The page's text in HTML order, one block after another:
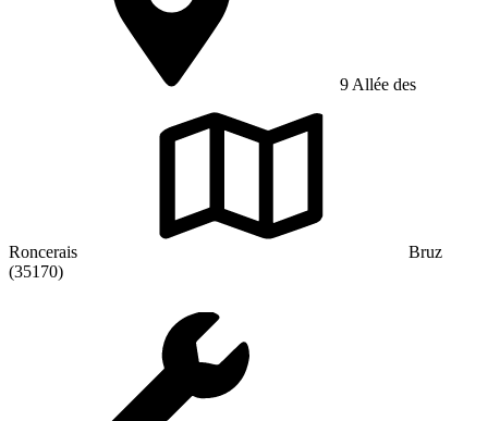
9 Allée des
Roncerais
Bruz
(35170)